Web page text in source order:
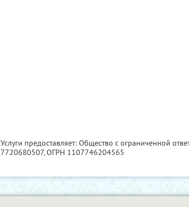
Услуги предоставляет: Общество с ограниченной
7720680507, ОГРН 1107746204565